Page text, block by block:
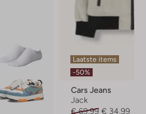
Laatste items
-50%
Cars Jeans
Jack
€ 69,99 € 34,99